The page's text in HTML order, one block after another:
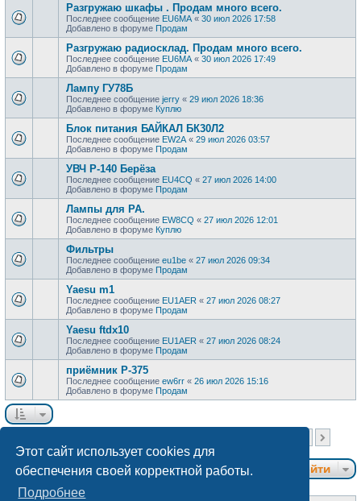
Этот сайт использует cookies для
обеспечения своей корректной работы.
Подробнее
Разгружаю шкафы . Продам много всего.
Последнее сообщение EU6MA « 30 июл 2026 17:58
Добавлено в форуме Продам
Разгружаю радиосклад. Продам много всего.
Последнее сообщение EU6MA « 30 июл 2026 17:49
Добавлено в форуме Продам
Лампу ГУ78Б
Последнее сообщение jerry « 29 июл 2026 18:36
Добавлено в форуме Куплю
Блок питания БАЙКАЛ БК30Л2
Последнее сообщение EW2A « 29 июл 2026 03:57
Добавлено в форуме Продам
УВЧ Р-140 Берёза
Последнее сообщение EU4CQ « 27 июл 2026 14:00
Добавлено в форуме Продам
Лампы для РА.
Последнее сообщение EW8CQ « 27 июл 2026 12:01
Добавлено в форуме Куплю
Фильтры
Последнее сообщение eu1be « 27 июл 2026 09:34
Добавлено в форуме Продам
Yaesu m1
Последнее сообщение EU1AER « 27 июл 2026 08:27
Добавлено в форуме Продам
Yaesu ftdx10
Последнее сообщение EU1AER « 27 июл 2026 08:24
Добавлено в форуме Продам
приёмник Р-375
Последнее сообщение ew6rr « 26 июл 2026 15:16
Добавлено в форуме Продам
Перейти